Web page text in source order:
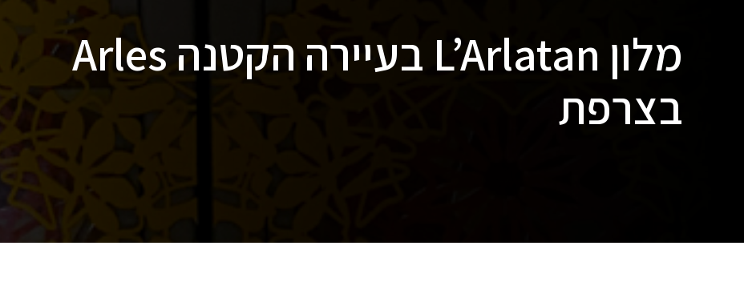
מלון L’Arlatan בעיירה הקטנה Arles
בצרפת